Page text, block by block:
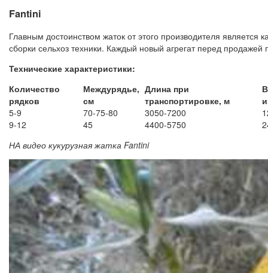
Fantini
Главным достоинством жаток от этого производителя
сборки сельхоз техники. Каждый новый агрегат перед
Технические характеристики:
Количество
рядков
Междурядье,
см
Длина при
транспортировке, м
5-9
70-75-80 3050-7200
9-12
45 4400-5750
НА видео кукурузная жатка Fantini